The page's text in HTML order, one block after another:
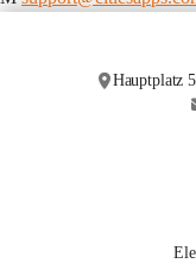
Hauptplatz